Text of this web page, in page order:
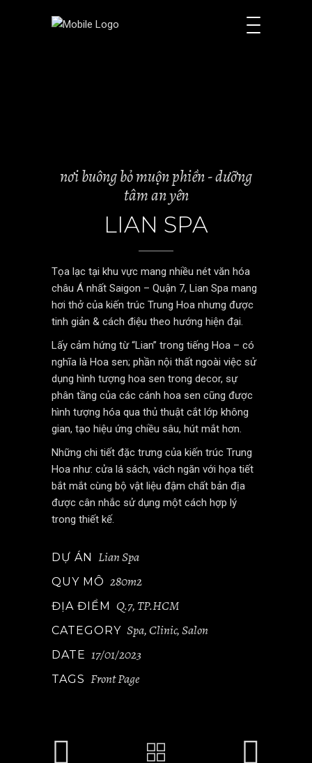
nơi buông bỏ muộn phiền - dưỡng
tâm an yên
LIAN SPA
Tọa lạc tại khu vực mang nhiều nét văn hóa
châu Á nhất Saigon – Quận 7, Lian Spa mang
hơi thở của kiến trúc Trung Hoa nhưng được
tinh giản & cách điệu theo hướng hiện đại.
Lấy cảm hứng từ “Lian” trong tiếng Hoa – có
nghĩa là Hoa sen; phần nội thất ngoài việc sử
dụng hình tượng hoa sen trong decor, sự
phân tầng của các cánh hoa sen cũng được
hình tượng hóa qua thủ thuật cắt lớp không
gian, tạo hiệu ứng chiều sâu, hút mắt hơn.
Những chi tiết đặc trưng của kiến trúc Trung
Hoa như: cửa lá sách, vách ngăn với họa tiết
bắt mắt cùng bộ vật liệu đậm chất bản địa
được cân nhắc sử dụng một cách hợp lý
trong thiết kế.
DỰ ÁN Lian Spa
QUY MÔ 280m2
ĐỊA ĐIỂM Q.7, TP.HCM
CATEGORY Spa, Clinic, Salon
DATE 17/01/2023
TAGS Front Page